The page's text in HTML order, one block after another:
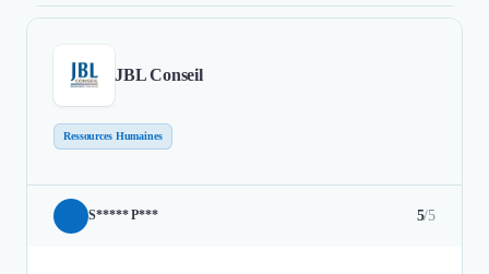
JBL Conseil
Ressources Humaines
S***** P*** 5/5